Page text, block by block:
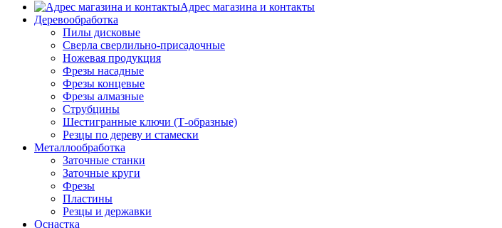
Адрес магазина и контакты
Деревообработка
Пилы дисковые
Сверла сверлильно-присадочные
Ножевая продукция
Фрезы насадные
Фрезы концевые
Фрезы алмазные
Струбцины
Шестигранные ключи (Т-образные)
Резцы по дереву и стамески
Металлообработка
Заточные станки
Заточные круги
Фрезы
Пластины
Резцы и державки
Оснастка